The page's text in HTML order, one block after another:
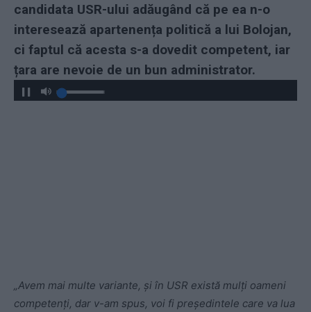
candidata USR-ului adăugând că pe ea n-o
interesează apartenența politică a lui Bolojan,
ci faptul că acesta s-a dovedit competent, iar
țara are nevoie de un bun administrator.
„Avem mai multe variante, și în USR există mulți oameni
competenți, dar v-am spus, voi fi președintele care va lua